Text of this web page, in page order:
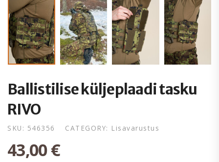
Ballistilise küljeplaadi tasku
RIVO
SKU: 546356 CATEGORY: Lisavarustus
43,00€